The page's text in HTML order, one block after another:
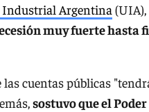
Argentina (UIA),
muy fuerte hasta
las cuentas públicas
sostuvo que el